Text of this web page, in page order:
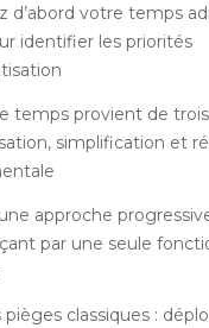
d’abord votre temps
identifier les priorités
temps provient de
simplification et
approche
par une seule
pièges classiques :